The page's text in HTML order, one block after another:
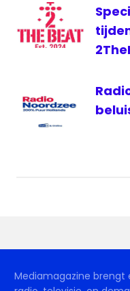
SubLime
FM
Sublime
Mediamagazine brengt